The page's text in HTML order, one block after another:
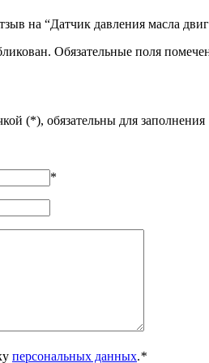
на “Датчик давления масла
Обязательные поля
(*), обязательны для заполнения
*
персональных данных.*